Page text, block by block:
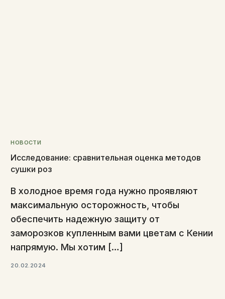
НОВОСТИ
Исследование: сравнительная оценка методов
сушки роз
В холодное время года нужно проявляют
максимальную осторожность, чтобы
обеспечить надежную защиту от
заморозков купленным вами цветам с Кении
напрямую. Мы хотим […]
20.02.2024